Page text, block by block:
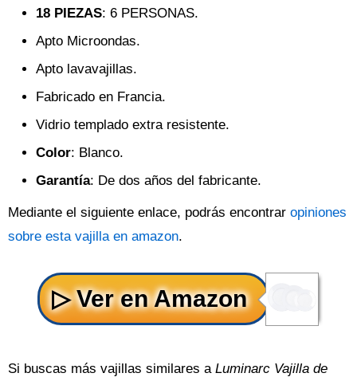
18 PIEZAS: 6 PERSONAS.
Apto Microondas.
Apto lavavajillas.
Fabricado en Francia.
Vidrio templado extra resistente.
Color: Blanco.
Garantía: De dos años del fabricante.
Mediante el siguiente enlace, podrás encontrar opiniones
sobre esta vajilla en amazon.
Si buscas más vajillas similares a Luminarc Vajilla de